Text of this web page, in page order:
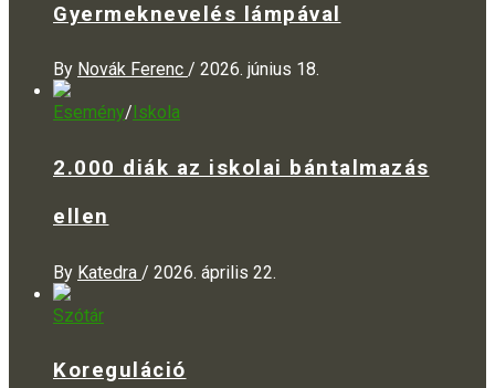
Gyermeknevelés lámpával
By Novák Ferenc / 2026. június 18.
Esemény/ Iskola
2.000 diák az iskolai bántalmazás
ellen
By Katedra / 2026. április 22.
Szótár
Koreguláció